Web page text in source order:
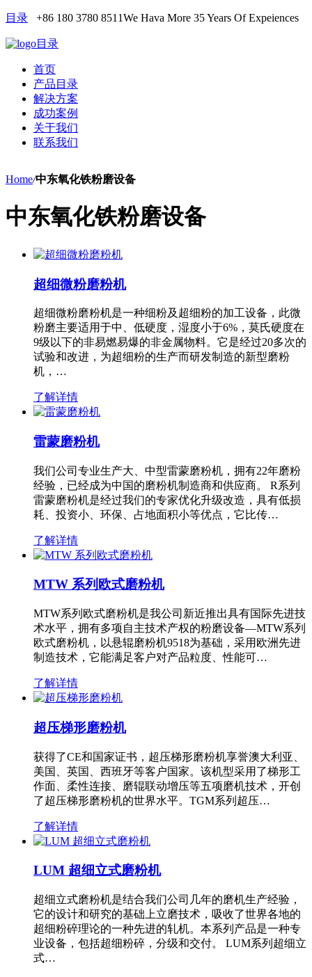
目录 +86 180 3780 8511We Hava More 35 Years Of Expeiences
目录
首页
产品目录
解决方案
成功案例
关于我们
联系我们
Home/中东氧化铁粉磨设备
中东氧化铁粉磨设备
超细微粉磨粉机
超细微粉磨粉机是一种细粉及超细粉的加工设备，此微
粉磨主要适用于中、低硬度，湿度小于6%，莫氏硬度在
9级以下的非易燃易爆的非金属物料。它是经过20多次的
试验和改进，为超细粉的生产而研发制造的新型磨粉
机，…
了解详情
雷蒙磨粉机
我们公司专业生产大、中型雷蒙磨粉机，拥有22年磨粉
经验，已经成为中国的磨粉机制造商和供应商。 R系列
雷蒙磨粉机是经过我们的专家优化升级改造，具有低损
耗、投资小、环保、占地面积小等优点，它比传…
了解详情
MTW 系列欧式磨粉机
MTW系列欧式磨粉机是我公司新近推出具有国际先进技
术水平，拥有多项自主技术产权的粉磨设备—MTW系列
欧式磨粉机，以悬辊磨粉机9518为基础，采用欧洲先进
制造技术，它能满足客户对产品粒度、性能可…
了解详情
超压梯形磨粉机
获得了CE和国家证书，超压梯形磨粉机享誉澳大利亚、
美国、英国、西班牙等客户国家。该机型采用了梯形工
作面、柔性连接、磨辊联动增压等五项磨机技术，开创
了超压梯形磨粉机的世界水平。TGM系列超压…
了解详情
LUM 超细立式磨粉机
超细立式磨粉机是结合我们公司几年的磨机生产经验，
它的设计和研究的基础上立磨技术，吸收了世界各地的
超细粉碎理论的一种先进的轧机。本系列产品是一种专
业设备，包括超细粉碎，分级和交付。 LUM系列超细立
式…